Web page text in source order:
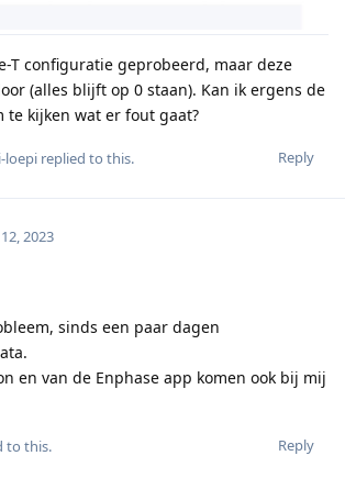
T configuratie geprobeerd, maar deze
(alles blijft op 0 staan). Kan ik ergens de
te kijken wat er fout gaat?
Reply
loepi replied to this.
2023
sinds een paar dagen
en van de Enphase app komen ook bij mij
Reply
to this.